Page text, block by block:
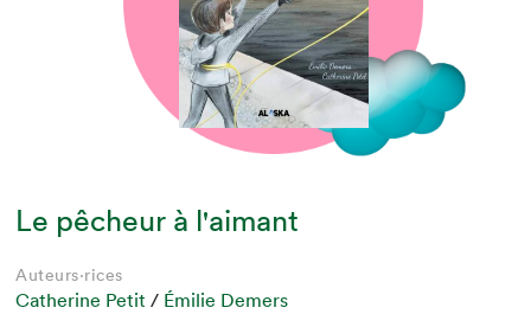
Le pêcheur à l'aimant
Auteurs·rices
Catherine Petit / Émilie Demers